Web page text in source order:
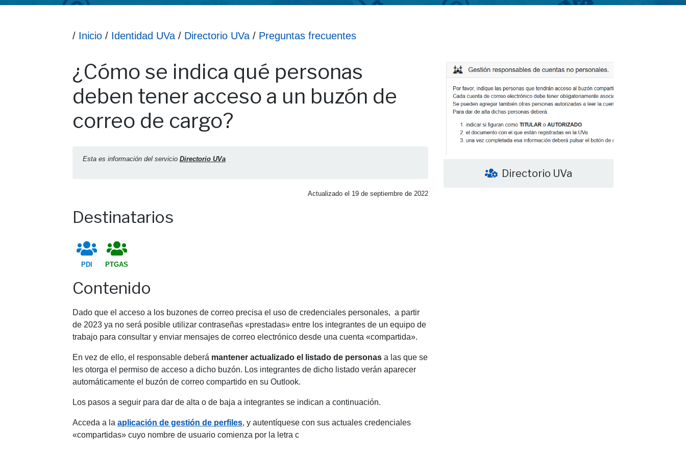
Ruta hasta la información
/ Inicio / Identidad UVa / Directorio UVa / Preguntas frecuentes
¿Cómo se indica qué personas
deben tener acceso a un buzón de
correo de cargo?
Esta es información del servicio Directorio UVa
Actualizado el 19 de septiembre de 2022
Destinatarios
PDI PTGAS
Contenido
Dado que el acceso a los buzones de correo precisa el uso de credenciales personales, a partir
de 2023 ya no será posible utilizar contraseñas «prestadas» entre los integrantes de un equipo de
trabajo para consultar y enviar mensajes de correo electrónico desde una cuenta «compartida».
En vez de ello, el responsable deberá mantener actualizado el listado de personas a las que se
les otorga el permiso de acceso a dicho buzón. Los integrantes de dicho listado verán aparecer
automáticamente el buzón de correo compartido en su Outlook.
Los pasos a seguir para dar de alta o de baja a integrantes se indican a continuación.
Acceda a la aplicación de gestión de perfiles, y autentíquese con sus actuales credenciales
«compartidas» cuyo nombre de usuario comienza por la letra c
Directorio UVa